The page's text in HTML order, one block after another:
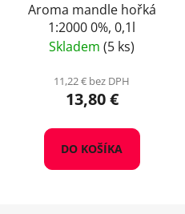
Aroma mandle hořká
1:2000 0%, 0,1l
Skladem (5 ks)
11,22 € bez DPH
13,80 €
DO KOŠÍKA